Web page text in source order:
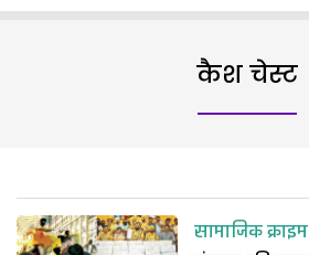
कैश चेस्ट
सामाजिक क्राइम